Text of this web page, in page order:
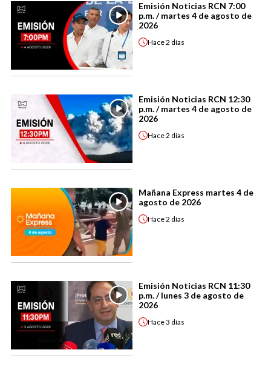
Emisión Noticias RCN 7:00
p.m. / martes 4 de agosto de
2026
Hace2 días
Emisión Noticias RCN 12:30
p.m. / martes 4 de agosto de
2026
Hace2 días
Mañana Express martes 4 de
agosto de 2026
Hace2 días
Emisión Noticias RCN 11:30
p.m. / lunes 3 de agosto de
2026
Hace3 días